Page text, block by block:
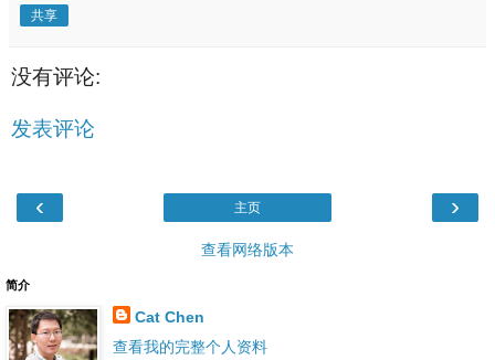
共享
没有评论:
发表评论
‹ ›
主页
查看网络版本
简介
Cat Chen
查看我的完整个人资料